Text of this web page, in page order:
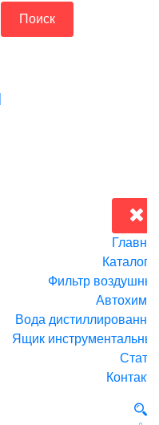
Каталог
Фильтр
Вода
Ящик